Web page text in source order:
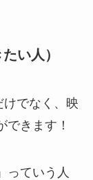
い人）
でなく、映
きます！
っていう人